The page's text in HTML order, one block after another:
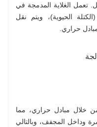
تعمل الغلاية المدمجة في
الحيوية)، ويتم نقل
حراري.
خلال مبادل حراري، مما
وداخل المجفف، وبالتالي